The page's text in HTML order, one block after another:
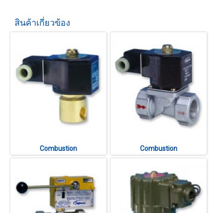
สินค้าเกี่ยวข้อง
Combustion Combustion